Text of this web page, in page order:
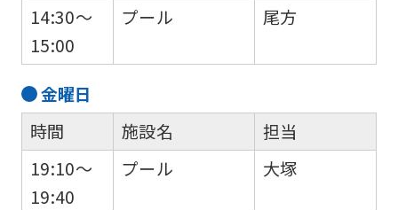
14:30～
15:00
プール
尾方
金曜日
時間
19:10～
19:40
施設名
プール
担当
大塚